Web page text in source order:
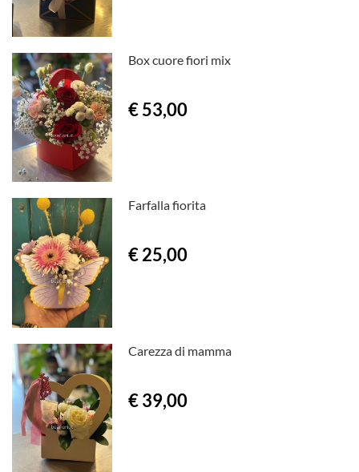
Box cuore fiori mix
€ 53,00
Farfalla fiorita
€ 25,00
Carezza di mamma
€ 39,00